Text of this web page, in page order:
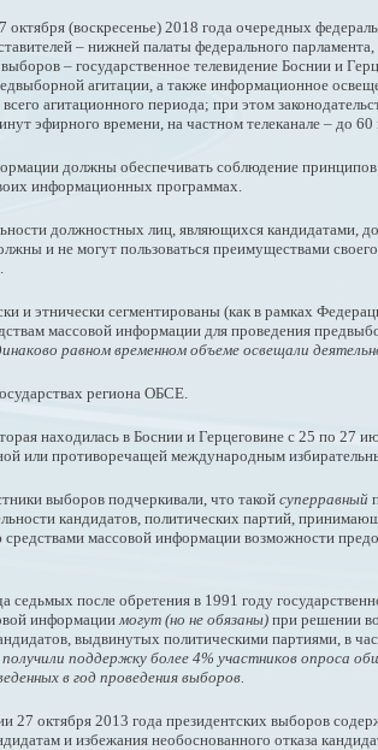
октября (воскресенье) 2018 года очередных
– нижней палаты федерального
– государственное телевидение Боснии и
агитации, а также информационное
агитационного периода; при этом
эфирного времени, на частном телеканале – до
должны обеспечивать соблюдение
информационных программах.
должностных лиц, являющихся кандидатами,
и не могут пользоваться преимуществами
и этнически сегментированы (как в рамках
массовой информации для проведения
равном временном объеме освещали
региона ОБСЕ.
находилась в Боснии и Герцеговине с 25 по 27
или противоречащей международным
выборов подчеркивали, что такой суперравный
кандидатов, политических партий,
массовой информации возможности
седьмых после обретения в 1991 году
информациимогут (но не обязаны) при решении
выдвинутых политическими партиями, в
поддержку более 4% участников опроса
в год проведения выборов.
октября 2013 года президентских выборов
и избежания необоснованного отказа